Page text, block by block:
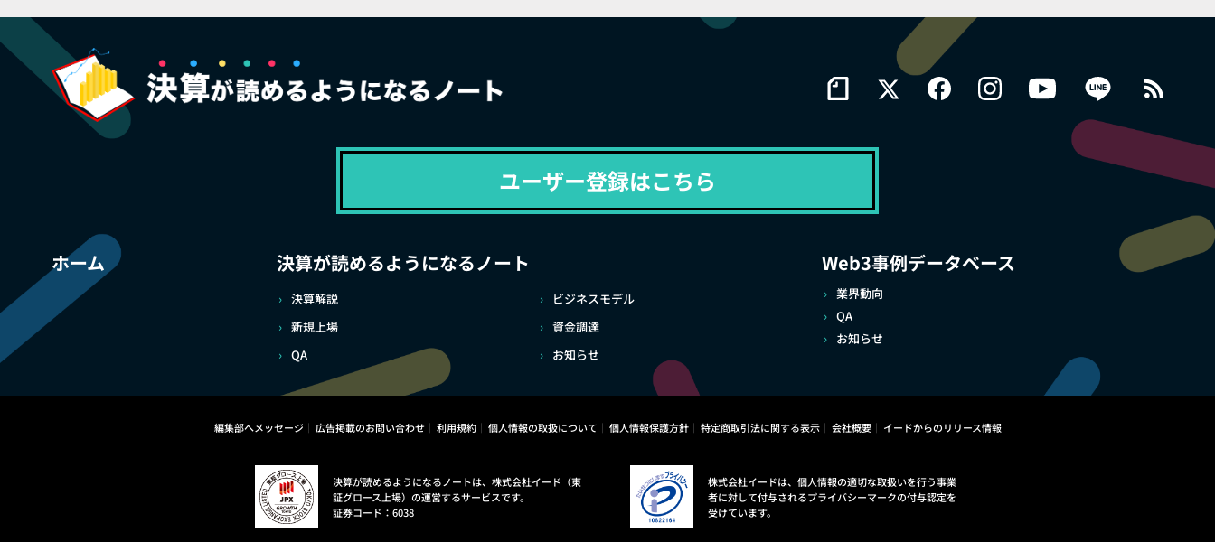
ユーザー登録はこちら
ホーム 決算が読めるようになるノート
決算解説
ビジネスモデル
新規上場
資金調達
QA
お知らせ
Web3事例データベース
業界動向
QA
お知らせ
編集部へメッセージ 広告掲載のお問い合わせ 利用規約 個人情報の取扱について 個人情報保護方針 特定商取引法に関する表示 会社概要 イードからのリリース情報
決算が読めるようになるノートは、株式会社イード（東
証グロース上場）の運営するサービスです。
証券コード：6038
株式会社イードは、個人情報の適切な取扱いを行う事業
者に対して付与されるプライバシーマークの付与認定を
受けています。